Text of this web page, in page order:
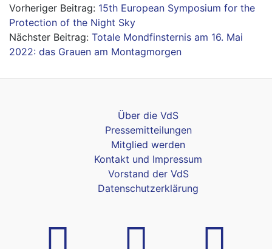
Beitragsnavigation15th European Symposium for the
Protection of the Night Sky
Totale Mondfinsternis am 16. Mai
2022: das Grauen am Montagmorgen
Über die VdS
Pressemitteilungen
Mitglied werden
Kontakt und Impressum
Vorstand der VdS
Datenschutzerklärung